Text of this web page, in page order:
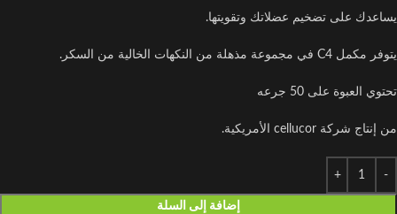
يساعدك على تضخيم عضلاتك وتقويتها.
يتوفر مكمل C4 في مجموعة مذهلة من النكهات الخالية من السكر.
تحتوي العبوة على 50 جرعه
من إنتاج شركة cellucor الأمريكية.
إضافة إلى السلة